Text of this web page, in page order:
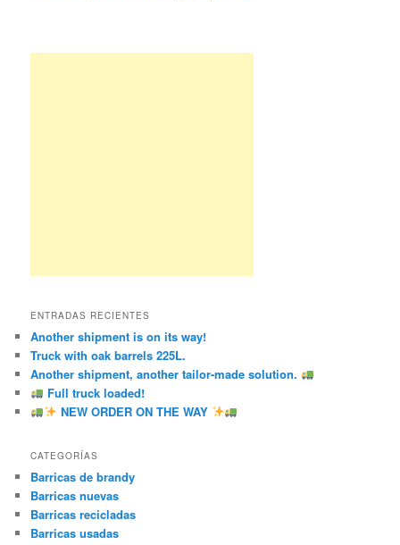
ENTRADAS RECIENTES
Another shipment is on its way!
Truck with oak barrels 225L.
Another shipment, another tailor-made solution.
Full truck loaded!
NEW ORDER ON THE WAY
CATEGORÍAS
Barricas de brandy
Barricas nuevas
Barricas recicladas
Barricas usadas